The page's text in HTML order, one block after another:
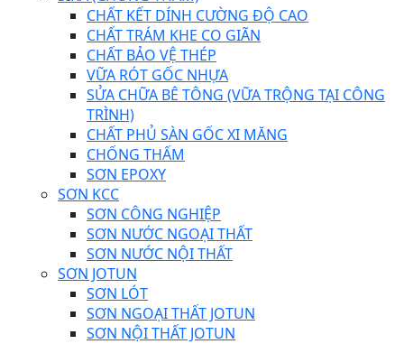
CHẤT KẾT DÍNH CƯỜNG ĐỘ CAO
CHẤT TRÁM KHE CO GIÃN
CHẤT BẢO VỆ THÉP
VỮA RÓT GỐC NHỰA
SỬA CHỮA BÊ TÔNG (VỮA TRỘNG TẠI CÔNG
TRÌNH)
CHẤT PHỦ SÀN GỐC XI MĂNG
CHỐNG THẤM
SƠN EPOXY
SƠN KCC
SƠN CÔNG NGHIỆP
SƠN NƯỚC NGOẠI THẤT
SƠN NƯỚC NỘI THẤT
SƠN JOTUN
SƠN LÓT
SƠN NGOẠI THẤT JOTUN
SƠN NỘI THẤT JOTUN